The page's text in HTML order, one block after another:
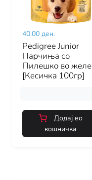
40.00 ден.
Pedigree Junior
Парчиња со
Пилешко во желе
[Кесичка 100гр]
Додај во
кошничка